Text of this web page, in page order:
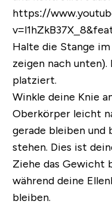
https://
Halte die Stange
zeigen nach
platziert.
Winkle deine Knie
Oberkörper leicht
gerade bleiben und
stehen. Dies ist
Ziehe das Gewicht
während deine
bleiben.